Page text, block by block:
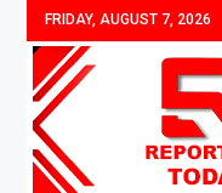
FRIDAY, AUGUST 7, 2026